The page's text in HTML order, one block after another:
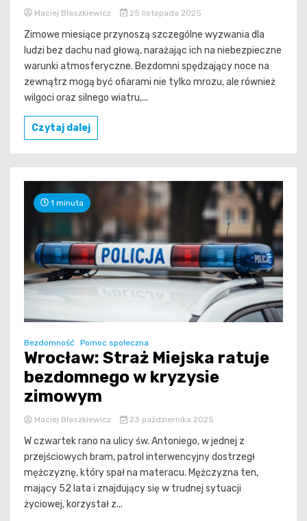
Maciej Błaszkiewicz 25 listopada 2025
Zimowe miesiące przynoszą szczególne wyzwania dla
ludzi bez dachu nad głową, narażając ich na niebezpieczne
warunki atmosferyczne. Bezdomni spędzający noce na
zewnątrz mogą być ofiarami nie tylko mrozu, ale również
wilgoci oraz silnego wiatru,...
Czytaj dalej
1 minuta
Bezdomność Pomoc społeczna
Wrocław: Straż Miejska ratuje
bezdomnego w kryzysie
zimowym
Maciej Błaszkiewicz 23 października 2025
W czwartek rano na ulicy św. Antoniego, w jednej z
przejściowych bram, patrol interwencyjny dostrzegł
mężczyznę, który spał na materacu. Mężczyzna ten,
mający 52 lata i znajdujący się w trudnej sytuacji
życiowej, korzystał z...